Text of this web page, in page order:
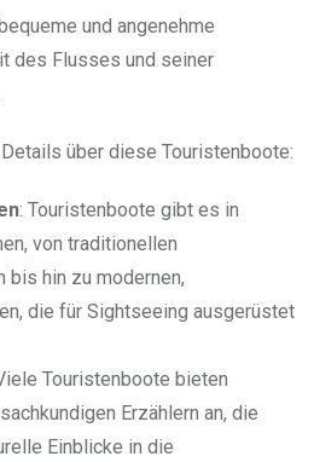
und angenehme
des Flusses und seiner
über diese Touristenboote:
: Touristenboote gibt es in
von traditionellen
bis hin zu modernen,
die für Sightseeing ausgerüstet
Touristenboote bieten
Erzählern an, die
Einblicke in die